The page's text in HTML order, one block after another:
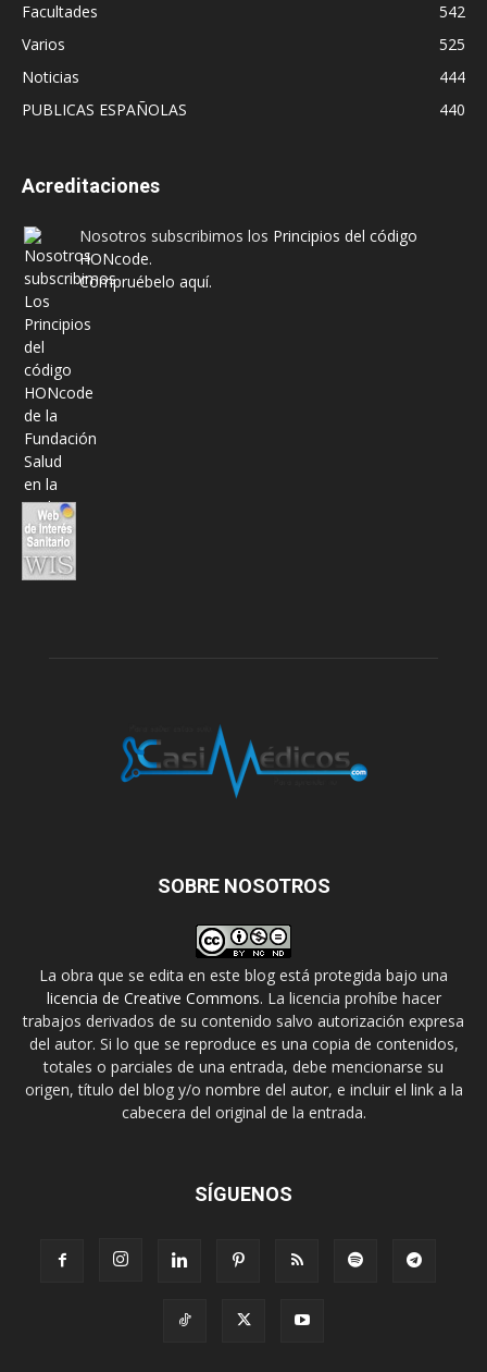
Facultades
542
Varios
525
Noticias
444
PUBLICAS ESPAÑOLAS
440
Acreditaciones
Nosotros subscribimos los Principios del código
HONcode.
Compruébelo aquí.
SOBRE NOSOTROS
La obra que se edita en este blog está protegida bajo una
licencia de Creative Commons. La licencia prohíbe hacer
trabajos derivados de su contenido salvo autorización expresa
del autor. Si lo que se reproduce es una copia de contenidos,
totales o parciales de una entrada, debe mencionarse su
origen, título del blog y/o nombre del autor, e incluir el link a la
cabecera del original de la entrada.
SÍGUENOS